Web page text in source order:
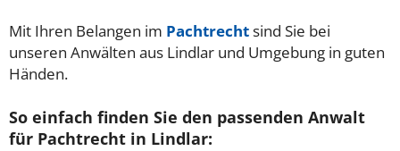
Mit Ihren Belangen im Pachtrechtsind Sie bei
unseren Anwälten aus Lindlar und Umgebung in guten
Händen.
So einfach finden Sie den passenden Anwalt
für Pachtrecht in Lindlar: